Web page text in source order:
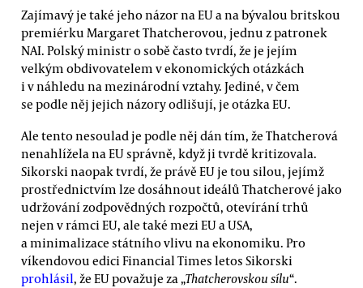
Zajímavý je také jeho názor na EU a na bývalou britskou
premiérku Margaret Thatcherovou, jednu z patronek
NAI. Polský ministr o sobě často tvrdí, že je jejím
velkým obdivovatelem v ekonomických otázkách
i v náhledu na mezinárodní vztahy. Jediné, v čem
se podle něj jejich názory odlišují, je otázka EU.
Ale tento nesoulad je podle něj dán tím, že Thatcherová
nenahlížela na EU správně, když ji tvrdě kritizovala.
Sikorski naopak tvrdí, že právě EU je tou silou, jejímž
prostřednictvím lze dosáhnout ideálů Thatcherové jako
udržování zodpovědných rozpočtů, otevírání trhů
nejen v rámci EU, ale také mezi EU a USA,
a minimalizace státního vlivu na ekonomiku. Pro
víkendovou edici Financial Times letos Sikorski
prohlásil, že EU považuje za „Thatcherovskou sílu“.